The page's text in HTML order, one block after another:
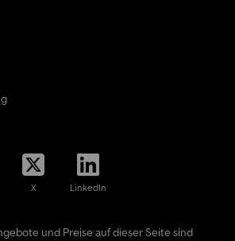
X LinkedIn
und Preise auf dieser Seite sind